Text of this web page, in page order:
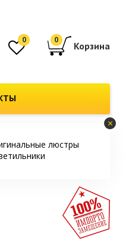
0 0
Корзина
×
люстры